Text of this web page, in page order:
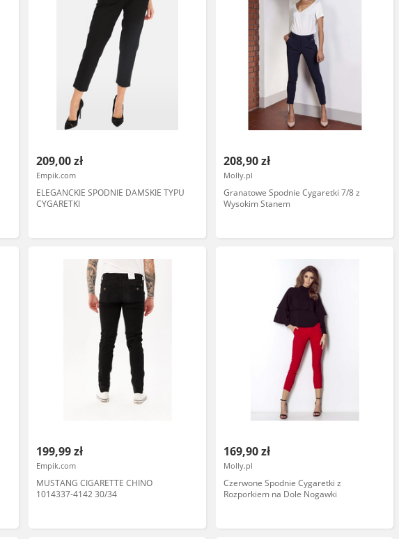
209,00 zł
Empik.com
ELEGANCKIE SPODNIE DAMSKIE TYPU
CYGARETKI
208,90 zł
Molly.pl
Granatowe Spodnie Cygaretki 7/8 z
Wysokim Stanem
199,99 zł
Empik.com
MUSTANG CIGARETTE CHINO
1014337-4142 30/34
169,90 zł
Molly.pl
Czerwone Spodnie Cygaretki z
Rozporkiem na Dole Nogawki